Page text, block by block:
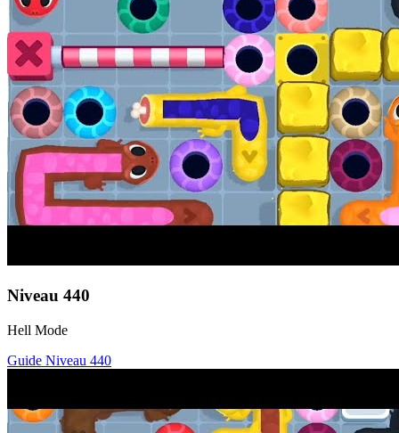
Niveau 440
Hell Mode
Guide Niveau 440